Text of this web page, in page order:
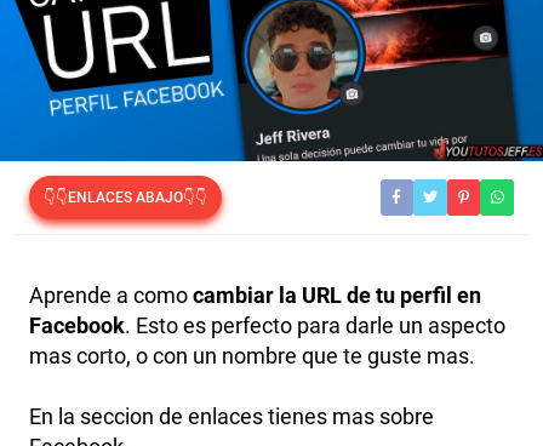
👇👇ENLACES ABAJO👇👇
Aprende a comocambiar la URL de tu perfil en
Facebook. Esto es perfecto para darle un aspecto
mas corto, o con un nombre que te guste mas.
En la seccion de enlaces tienes mas sobre